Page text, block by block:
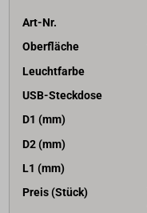
Art-Nr.
Oberfläche
Leuchtfarbe
USB-Steckdose
D1 (mm)
D2 (mm)
L1 (mm)
Preis (Stück)